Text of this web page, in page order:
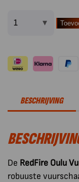
RedFire
Vuurschaal
Industrieel
BESCHRIJVING
De RedFire Oulu
robuuste